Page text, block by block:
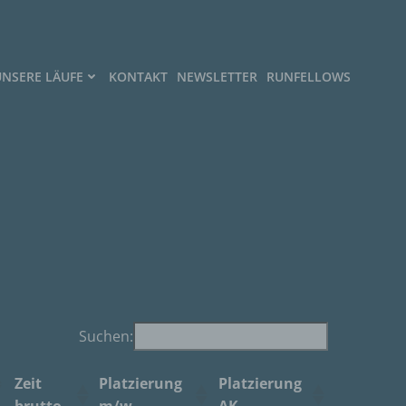
LÄUFE KONTAKT NEWSLETTER RUNFELLOWS
Suchen:
Zeit
Platzierung
Platzierung